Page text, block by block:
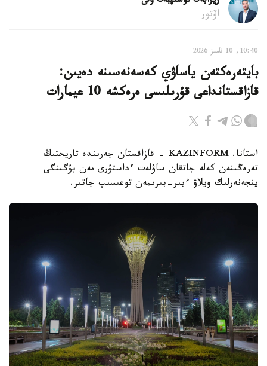
اۆتور
10:40, 10 تامىز 2026
بايتەرەكتەن ياساۋي كەسەنەسىنە دەيىن:
قازاقستانداعى قۇرىلىسى ەرەكشە 10 عيمارات
استانا. KAZINFORM - قازاقستان جەرىندە تاريحتىڭ
تەرەڭىنەن كەلە جاتقان ساۋلەت ءداستۇرى مەن بۇگىنگى
ينجەنەرلىك ويلاۋ ءبىر-بىرىمەن توعىسىپ جاتىر.